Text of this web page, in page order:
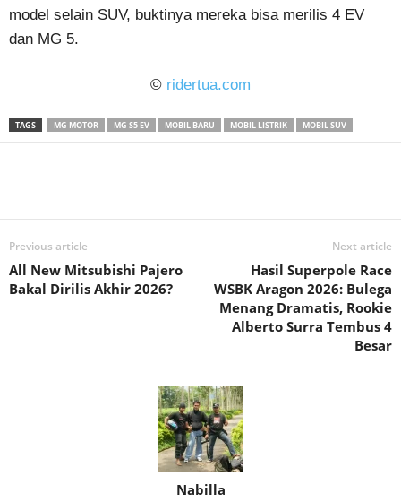
model selain SUV, buktinya mereka bisa merilis 4 EV
dan MG 5.
© ridertua.com
TAGS MG MOTOR MG S5 EV MOBIL BARU MOBIL LISTRIK MOBIL SUV
Previous article
All New Mitsubishi Pajero
Bakal Dirilis Akhir 2026?
Next article
Hasil Superpole Race
WSBK Aragon 2026: Bulega
Menang Dramatis, Rookie
Alberto Surra Tembus 4
Besar
Nabilla